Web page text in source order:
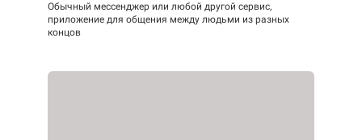
Обычный мессенджер или любой другой сервис,
приложение для общения между людьми из разных
концов